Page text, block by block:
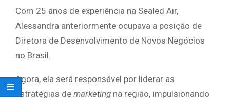
Com 25 anos de experiência na Sealed Air,
Alessandra anteriormente ocupava a posição de
Diretora de Desenvolvimento de Novos Negócios
no Brasil.
Agora, ela será responsável por liderar as
estratégias de marketing na região, impulsionando